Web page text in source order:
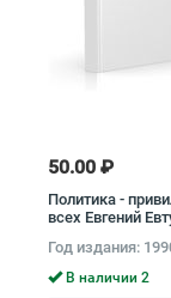
50.00 ₽
Политика -
всех Евгений
Год издания:
В наличии 2